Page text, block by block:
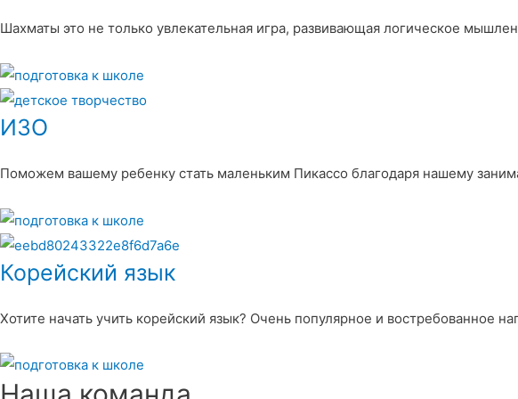
Шахматы это не только увлекательная игра, развивающая логическое
ИЗО
Поможем вашему ребенку стать маленьким Пикассо благодаря нашему
Корейский язык
Хотите начать учить корейский язык? Очень популярное и востребованное